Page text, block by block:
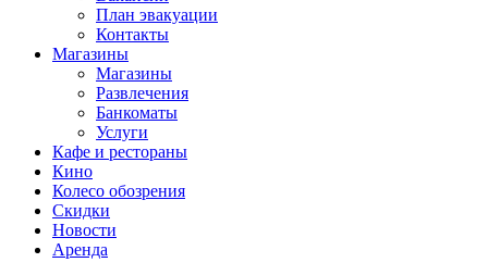
План эвакуации
Контакты
Магазины
Магазины
Развлечения
Банкоматы
Услуги
Кафе и рестораны
Кино
Колесо обозрения
Скидки
Новости
Аренда